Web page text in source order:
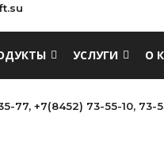
УСЛУГИ О
77, +7(8452) 73-55-10, 73-